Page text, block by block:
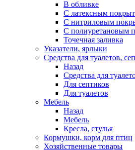
В обливке
С латексным
С нитриловым
С полиуретановым
Точечная заливка
Указатели, ярлыки
Средства для туалетов,
Назад
Средства для
Для септиков
Для туалетов
Мебель
Назад
Мебель
Кресла, стулья
Кормушки, корм для птиц
Хозяйственные товары